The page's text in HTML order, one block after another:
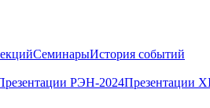
СеминарыИстория событий
РЭН-2024Презентации